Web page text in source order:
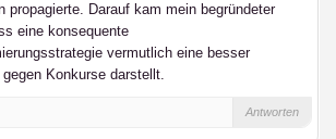
propagierte. Darauf kam mein begründeter
eine konsequente
vermutlich eine besser
Konkurse darstellt.
Antworten